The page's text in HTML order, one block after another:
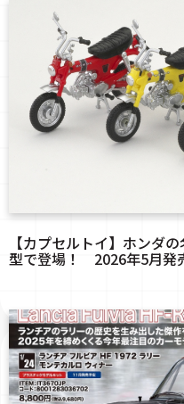
【カプセルトイ】ホンダ
型で登場！ 2026年5月発